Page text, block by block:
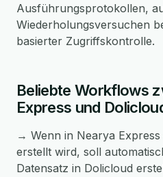
Ausführungsprotokollen,
Wiederholungsversuchen
basierter Zugriffskontrolle.
Beliebte Workflows
Express und
→ Wenn in Nearya
erstellt wird, soll
Datensatz in Dolicloud